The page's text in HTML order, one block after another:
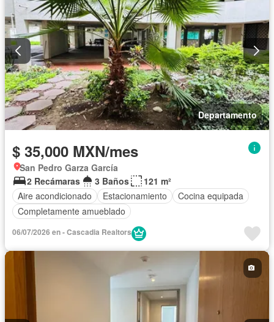
Departamento
$ 35,000 MXN/mes
San Pedro Garza García
2 Recámaras
3 Baños
121 m²
Aire acondicionado
Estacionamiento
Cocina equipada
Completamente amueblado
06/07/2026 en - Cascadia Realtors